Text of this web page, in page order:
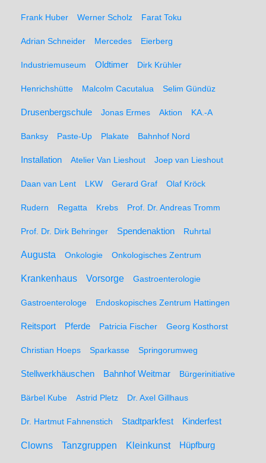
Frank Huber Werner Scholz Farat Toku
Adrian Schneider Mercedes Eierberg
Industriemuseum Oldtimer Dirk Krühler
Henrichshütte Malcolm Cacutalua Selim Gündüz
Drusenbergschule Jonas Ermes Aktion KA.-A
Banksy Paste-Up Plakate Bahnhof Nord
Installation Atelier Van Lieshout Joep van Lieshout
Daan van Lent LKW Gerard Graf Olaf Kröck
Rudern Regatta Krebs Prof. Dr. Andreas Tromm
Prof. Dr. Dirk Behringer Spendenaktion Ruhrtal
Augusta Onkologie Onkologisches Zentrum
Krankenhaus Vorsorge Gastroenterologie
Gastroenterologe Endoskopisches Zentrum Hattingen
Reitsport Pferde Patricia Fischer Georg Kosthorst
Christian Hoeps Sparkasse Springorumweg
Stellwerkhäuschen Bahnhof Weitmar Bürgerinitiative
Bärbel Kube Astrid Pletz Dr. Axel Gillhaus
Dr. Hartmut Fahnenstich Stadtparkfest Kinderfest
Clowns Tanzgruppen Kleinkunst Hüpfburg